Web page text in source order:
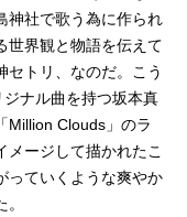
神社で歌う為に作られ
世界観と物語を伝えて
セトリ、なのだ。こう
ナル曲を持つ坂本真
Million Clouds」のラ
メージして描かれたこ
っていくような爽やか